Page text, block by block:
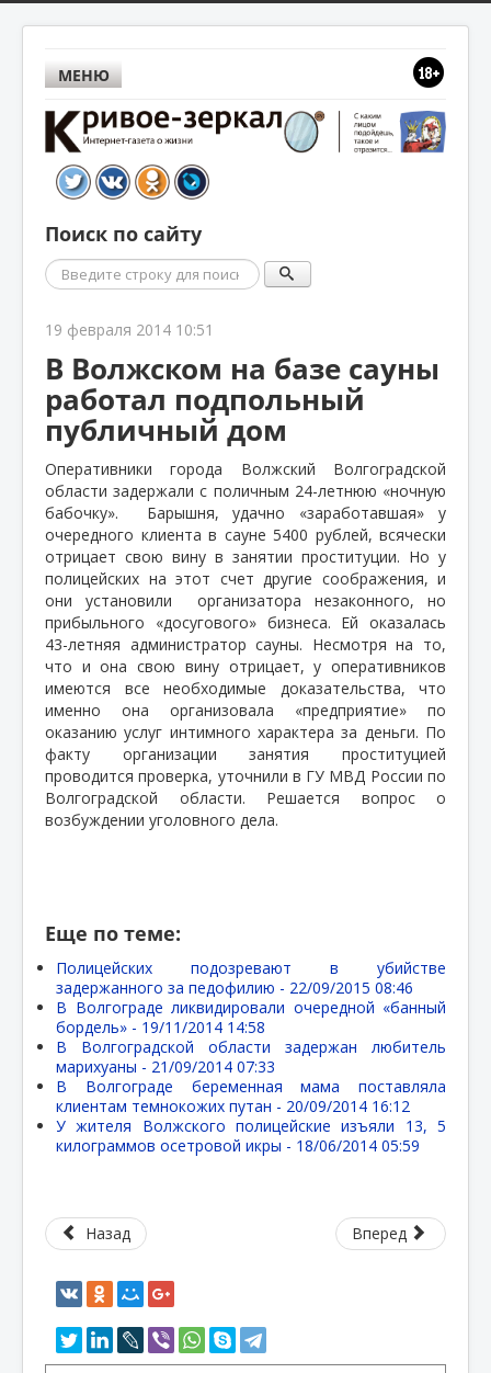
МЕНЮ
Поиск по сайту
Поиск
19 февраля 2014 10:51
В Волжском на базе сауны
работал подпольный
публичный дом
Оперативники города Волжский Волгоградской
области задержали с поличным 24-летнюю «ночную
бабочку».
Барышня, удачно «заработавшая» у
очередного клиента в сауне 5400 рублей, всячески
отрицает свою вину в занятии проституции. Но у
полицейских на этот счет другие соображения, и
они установили
организатора незаконного, но
прибыльного «досугового» бизнеса. Ей оказалась
43-летняя администратор сауны. Несмотря на то,
что и она свою вину отрицает, у оперативников
имеются все необходимые доказательства, что
именно она организовала «предприятие» по
оказанию услуг интимного характера за деньги. По
факту организации занятия проституцией
проводится проверка, уточнили в ГУ МВД России по
Волгоградской области. Решается вопрос о
возбуждении уголовного дела.
Еще по теме:
Полицейских подозревают в убийстве
задержанного за педофилию - 22/09/2015 08:46
В Волгограде ликвидировали очередной «банный
бордель» - 19/11/2014 14:58
В Волгоградской области задержан любитель
марихуаны - 21/09/2014 07:33
В Волгограде беременная мама поставляла
клиентам темнокожих путан - 20/09/2014 16:12
У жителя Волжского полицейские изъяли 13, 5
килограммов осетровой икры - 18/06/2014 05:59
Назад Вперед